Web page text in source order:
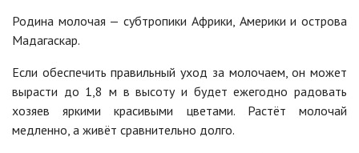
Родина молочая — субтропики Африки, Америки и острова
Мадагаскар.
Если обеспечить правильный уход за молочаем, он может
вырасти до 1,8 м в высоту и будет ежегодно радовать
хозяев яркими красивыми цветами. Растёт молочай
медленно, а живёт сравнительно долго.